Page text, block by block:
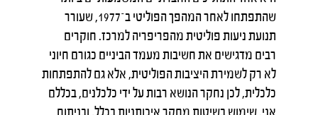
שהתפתחו לאחר המהפך הפוליטי ב־1977, שעורר
תנועת ניעות פוליטית מהפריפריה למרכז. חוקרים
רבים מדגישים את חשיבות מעמד הביניים כגורם חיוני
לא רק לשמירת היציבות הפוליטית, אלא גם להתפתחות
כלכלית, לכן נחקר הנושא רבות על ידי כלכלנים, בכללם